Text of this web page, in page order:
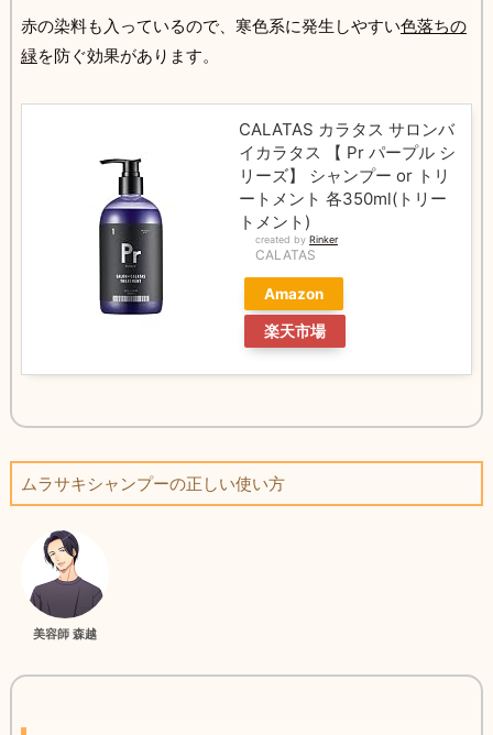
赤の染料も入っているので、寒色系に発生しやすい色落ちの
緑を防ぐ効果があります。
CALATAS カラタス サロンバ
イカラタス 【 Pr パープル シ
リーズ】 シャンプー or トリ
ートメント 各350ml(トリー
トメント)
created by Rinker
CALATAS
Amazon
楽天市場
ムラサキシャンプーの正しい使い方
美容師 森越